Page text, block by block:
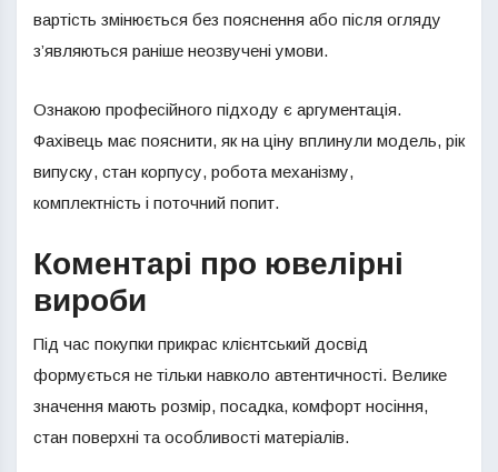
вартість змінюється без пояснення або після огляду
з’являються раніше неозвучені умови.
Ознакою професійного підходу є аргументація.
Фахівець має пояснити, як на ціну вплинули модель, рік
випуску, стан корпусу, робота механізму,
комплектність і поточний попит.
Коментарі про ювелірні
вироби
Під час покупки прикрас клієнтський досвід
формується не тільки навколо автентичності. Велике
значення мають розмір, посадка, комфорт носіння,
стан поверхні та особливості матеріалів.